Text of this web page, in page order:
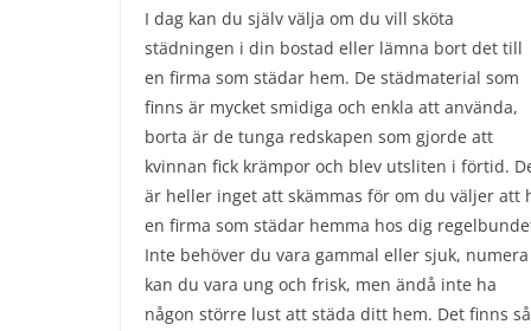
I dag kan du själv välja om du vill sköta
städningen i din bostad eller lämna bort det till
en firma som städar hem. De städmaterial som
finns är mycket smidiga och enkla att använda,
borta är de tunga redskapen som gjorde att
kvinnan fick krämpor och blev utsliten i förtid.
är heller inget att skämmas för om du väljer att
en firma som städar hemma hos dig
Inte behöver du vara gammal eller sjuk, numera
kan du vara ung och frisk, men ändå inte ha
någon större lust att städa ditt hem. Det finns så